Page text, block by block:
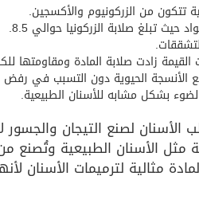
تتكون من الزركونيوم والأكسجين.
تبلغ صلابة الزركونيا حوالي 8.5.
زادت صلابة المادة ومقاومتها
الأنسجة الحيوية دون التسبب في رفض
بشكل مشابه للأسنان الطبيعية.
لصنع التيجان والجسور
مثل الأسنان الطبيعية
مثالية لترميمات الأسنان